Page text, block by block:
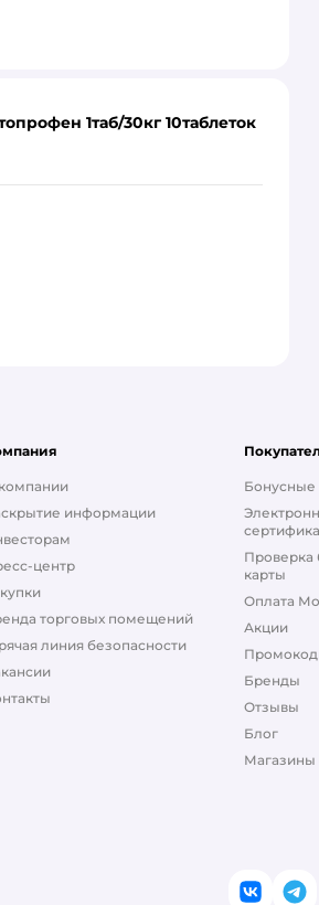
1таб/30кг 10таблеток
информации
центр
торговых помещений
линия безопасности
Бонусные
Проверка
карты
Оплата
Акции
Бренды
Отзывы
Блог
Магазины